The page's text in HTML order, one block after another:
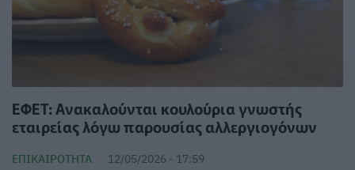
ΕΦΕΤ: Ανακαλούνται κουλούρια γνωστής
εταιρείας λόγω παρουσίας αλλεργιογόνων
ΕΠΙΚΑΙΡΌΤΗΤΑ 12/05/2026 - 17:59